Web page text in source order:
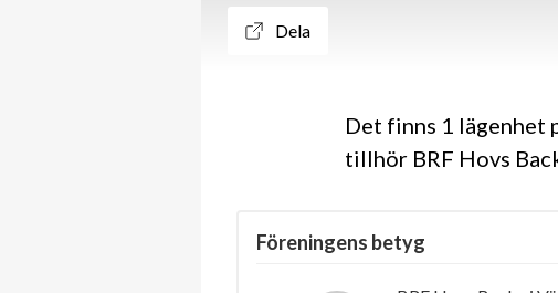
Dela
Det finns 1 lägenhet
tillhör BRF Hovs
Föreningens betyg